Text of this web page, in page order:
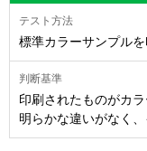
標準カラーサンプルを
印刷されたものがカ
明らかな違いがなく